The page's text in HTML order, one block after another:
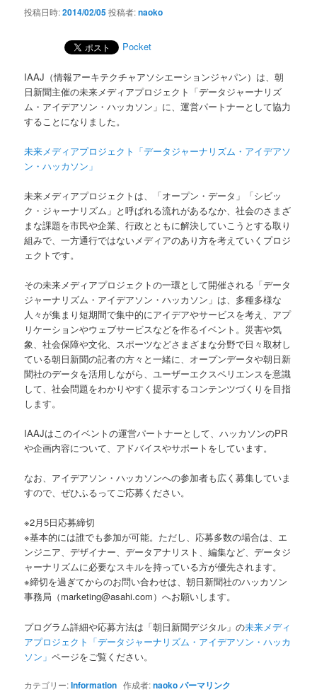
投稿日時:2014/02/05投稿者:naoko
Pocket
IAAJ（情報アーキテクチャアソシエーションジャパン）は、朝
日新聞主催の未来メディアプロジェクト「データジャーナリズ
ム・アイデアソン・ハッカソン」に、運営パートナーとして協力
することになりました。
未来メディアプロジェクト「データジャーナリズム・アイデアソ
ン・ハッカソン」
未来メディアプロジェクトは、「オープン・データ」「シビッ
ク・ジャーナリズム」と呼ばれる流れがあるなか、社会のさまざ
まな課題を市民や企業、行政とともに解決していこうとする取り
組みで、一方通行ではないメディアのあり方を考えていくプロジ
ェクトです。
その未来メディアプロジェクトの一環として開催される「データ
ジャーナリズム・アイデアソン・ハッカソン」は、多種多様な
人々が集まり短期間で集中的にアイデアやサービスを考え、アプ
リケーションやウェブサービスなどを作るイベント。災害や気
象、社会保障や文化、スポーツなどさまざまな分野で日々取材し
ている朝日新聞の記者の方々と一緒に、オープンデータや朝日新
聞社のデータを活用しながら、ユーザーエクスペリエンスを意識
して、社会問題をわかりやすく提示するコンテンツづくりを目指
します。
IAAJはこのイベントの運営パートナーとして、ハッカソンのPR
や企画内容について、アドバイスやサポートをしています。
なお、アイデアソン・ハッカソンへの参加者も広く募集していま
すので、ぜひふるってご応募ください。
※2月5日応募締切
※基本的には誰でも参加が可能。ただし、応募多数の場合は、エ
ンジニア、デザイナー、データアナリスト、編集など、データジ
ャーナリズムに必要なスキルを持っている方が優先されます。
※締切を過ぎてからのお問い合わせは、朝日新聞社のハッカソン
事務局（marketing@asahi.com）へお願いします。
プログラム詳細や応募方法は「朝日新聞デジタル」の未来メディ
アプロジェクト「データジャーナリズム・アイデアソン・ハッカ
ソン」ページをご覧ください。
カテゴリー:Information 作成者:naokoパーマリンク